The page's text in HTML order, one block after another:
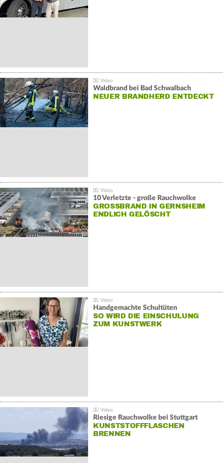
Waldbrand bei Bad Schwalbach
NEUER BRANDHERD ENTDECKT
10 Verletzte - große Rauchwolke
GROSSBRAND IN GERNSHEIM E
NDLICH GELÖSCHT
Handgemachte Schultüten
SO WIRD DIE EINSCHULUNG
ZUM KUNSTWERK
Riesige Rauchwolke bei Stuttgart
KUNSTSTOFFFLASCHEN
BRENNEN